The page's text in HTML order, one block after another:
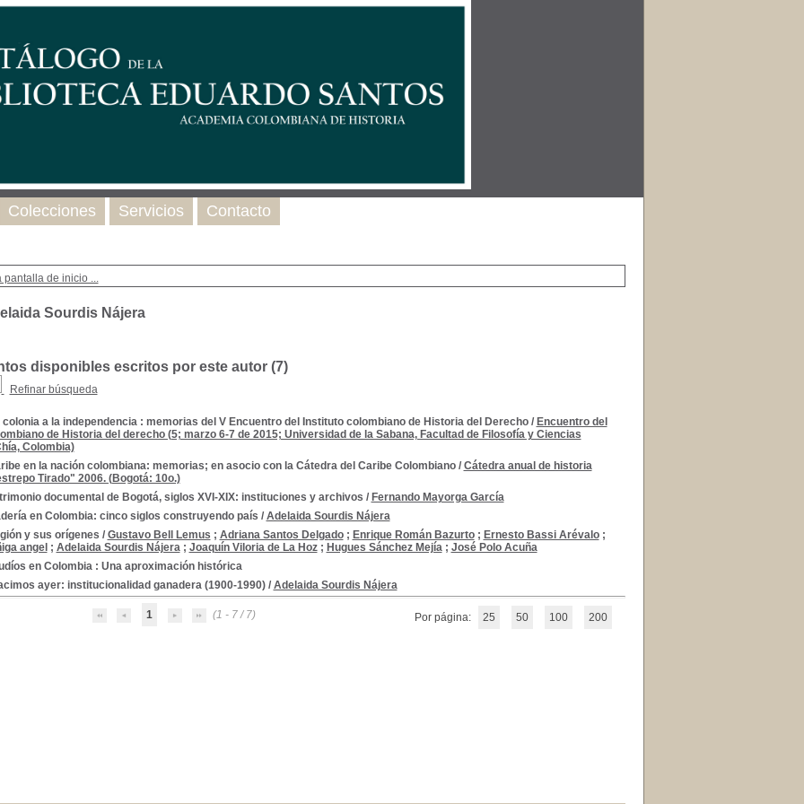
pantalla de inicio ...
Sourdis Nájera
disponibles escritos por este autor (7)
Refinar búsqueda
colonia a la independencia : memorias del V Encuentro del Instituto colombiano de Historia del Derecho/ Encuentro del
de Historia del derecho (5; marzo 6-7 de 2015; Universidad de la Sabana, Facultad de Filosofía y Ciencias
Colombia)
en la nación colombiana: memorias; en asocio con la Cátedra del Caribe Colombiano/ Cátedra anual de historia
Tirado" 2006. (Bogotá: 10o.)
documental de Bogotá, siglos XVI-XIX: instituciones y archivos / Fernando Mayorga García
en Colombia: cinco siglos construyendo país / Adelaida Sourdis Nájera
y sus orígenes / Gustavo Bell Lemus ; Adriana Santos Delgado; Enrique Román Bazurto; Ernesto Bassi Arévalo;
angel ; Adelaida Sourdis Nájera; Joaquín Viloria de La Hoz; Hugues Sánchez Mejía; José Polo Acuña
en Colombia : Una aproximación histórica
ayer: institucionalidad ganadera (1900-1990)/ Adelaida Sourdis Nájera
1 (1 - 7 / 7) Por página: 25 50 100 200
Colecciones Servicios Contacto
Fuentes